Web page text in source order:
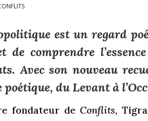
est un regard
de comprendre
Avec son nouveau
du Levant à
fondateur de Conflits,